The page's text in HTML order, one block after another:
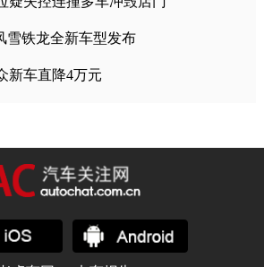
雪铁龙全新车型发布
新车直降4万元